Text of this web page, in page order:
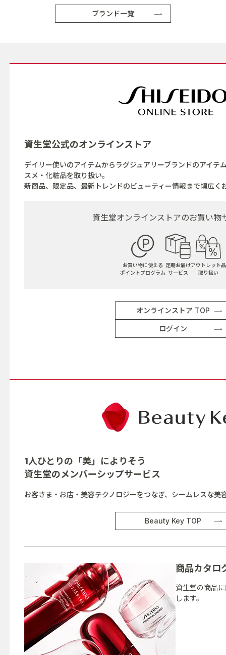
ブランド一覧
資生堂公式のオンラインストア
デイリー使いのアイテムからラグジュアリーブランドのアイテ
スメ・化粧品を取り扱い。
新商品、限定品、最新トレンドのビューティー情報まで幅広く
資生堂オンラインストアのお買い物
お買い物に使える
ポイントプログラム
定期お届け
サービス
アウトレット品
取り扱い
オンラインストア TOP
ログイン
1人ひとりの「美」によりそう
資生堂のメンバーシップサービス
お客さま・お店・美容テクノロジーをつなぎ、シームレスな美
Beauty Key TOP
商品カタロ
資生堂の商品
します。